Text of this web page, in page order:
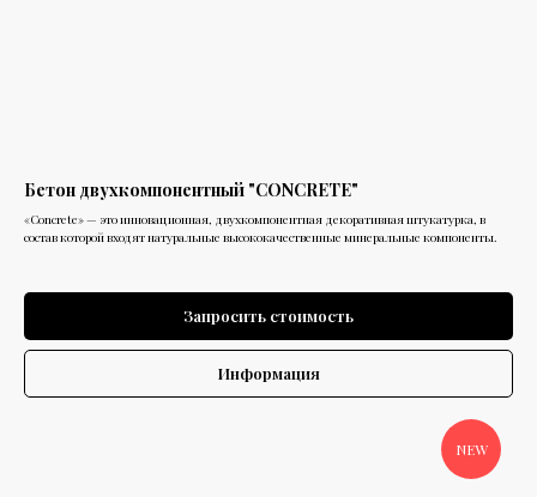
Бетон двухкомпонентный "CONCRETE"
«Concrete» — это инновационная, двухкомпонентная декоративная штукатурка, в
состав которой входят натуральные высококачественные минеральные компоненты.
Запросить стоимость
Информация
NEW